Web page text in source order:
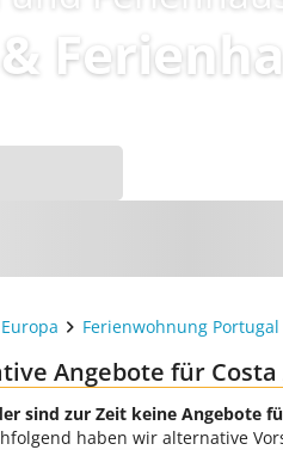
Ferienwohnung Portugal
Angebote für Costa
sind zur Zeit keine Angebote
haben wir alternative